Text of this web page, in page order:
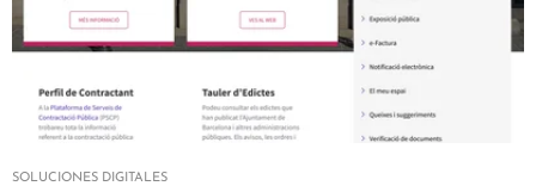
SOLUCIONES DIGITALES